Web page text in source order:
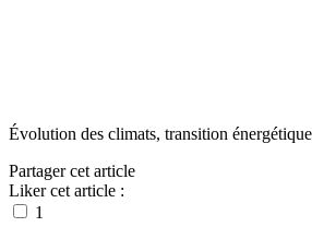
Évolution des climats, transition
Partager cet article
Liker cet article :
1